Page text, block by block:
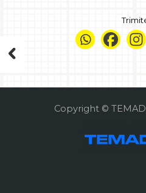
Copyright © TEMAD